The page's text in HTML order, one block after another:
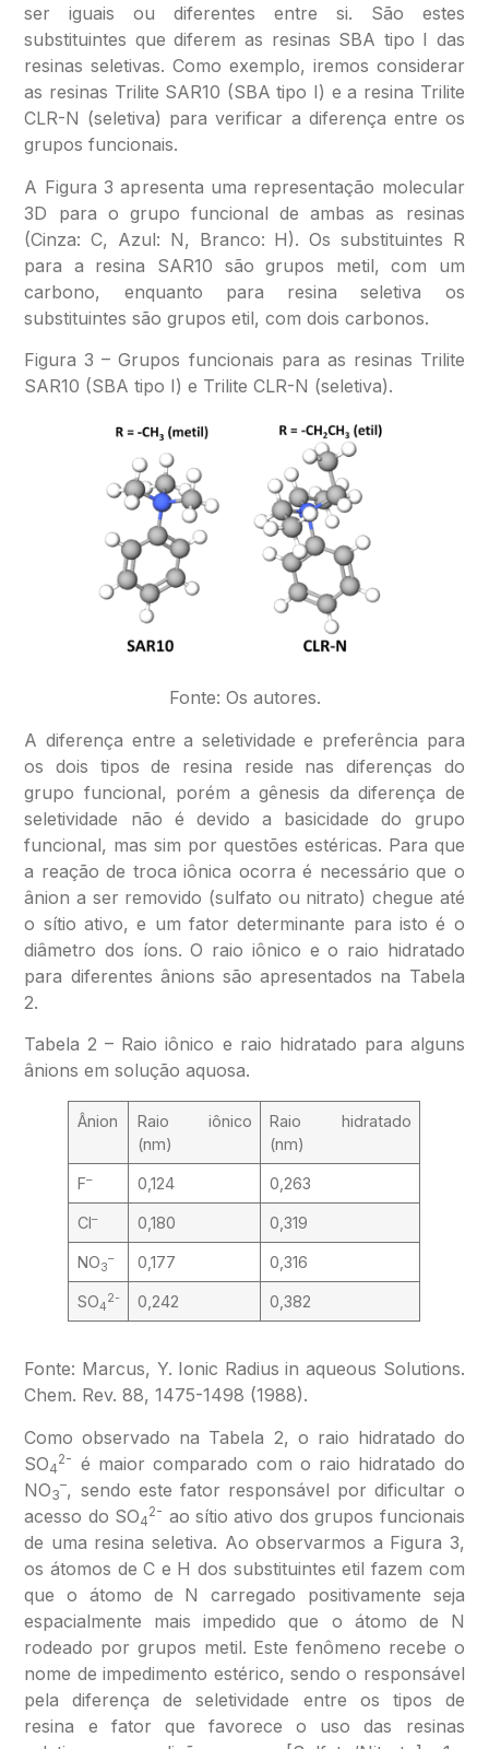
ser iguais ou diferentes entre si. São estes
substituintes que diferem as resinas SBA tipo I das
resinas seletivas. Como exemplo, iremos considerar
as resinas Trilite SAR10 (SBA tipo I) e a resina Trilite
CLR-N (seletiva) para verificar a diferença entre os
grupos funcionais.
A Figura 3 apresenta uma representação molecular
3D para o grupo funcional de ambas as resinas
(Cinza: C, Azul: N, Branco: H). Os substituintes R
para a resina SAR10 são grupos metil, com um
carbono, enquanto para resina seletiva os
substituintes são grupos etil, com dois carbonos.
Figura 3 – Grupos funcionais para as resinas Trilite
SAR10 (SBA tipo I) e Trilite CLR-N (seletiva).
Fonte: Os autores.
A diferença entre a seletividade e preferência para
os dois tipos de resina reside nas diferenças do
grupo funcional, porém a gênesis da diferença de
seletividade não é devido a basicidade do grupo
funcional, mas sim por questões estéricas. Para que
a reação de troca iônica ocorra é necessário que o
ânion a ser removido (sulfato ou nitrato) chegue até
o sítio ativo, e um fator determinante para isto é o
diâmetro dos íons. O raio iônico e o raio hidratado
para diferentes ânions são apresentados na Tabela
2.
Tabela 2 – Raio iônico e raio hidratado para alguns
ânions em solução aquosa.
Ânion
Raio iônico
(nm)
Raio hidratado
(nm)
F– 0,124 0,263
Cl– 0,180 0,319
NO3
– 0,177 0,316
SO4
2- 0,242 0,382
Fonte: Marcus, Y. Ionic Radius in aqueous Solutions.
Chem. Rev. 88, 1475-1498 (1988).
Como observado na Tabela 2, o raio hidratado do
SO4
2- é maior comparado com o raio hidratado do
NO3
–, sendo este fator responsável por dificultar o
acesso do SO4
2- ao sítio ativo dos grupos funcionais
de uma resina seletiva. Ao observarmos a Figura 3,
os átomos de C e H dos substituintes etil fazem com
que o átomo de N carregado positivamente seja
espacialmente mais impedido que o átomo de N
rodeado por grupos metil. Este fenômeno recebe o
nome de impedimento estérico, sendo o responsável
pela diferença de seletividade entre os tipos de
resina e fator que favorece o uso das resinas